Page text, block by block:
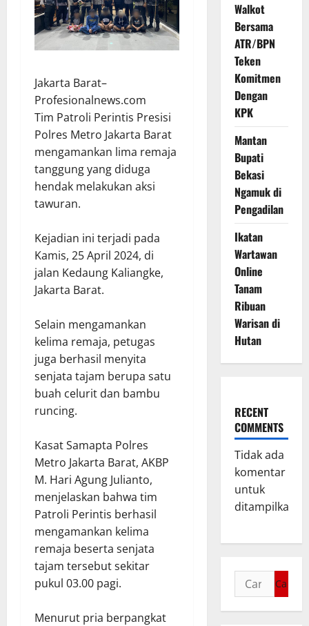
Jakarta Barat–
Profesionalnews.com
Tim Patroli Perintis Presisi
Polres Metro Jakarta Barat
mengamankan lima remaja
tanggung yang diduga
hendak melakukan aksi
tawuran.
Kejadian ini terjadi pada
Kamis, 25 April 2024, di
jalan Kedaung Kaliangke,
Jakarta Barat.
Selain mengamankan
kelima remaja, petugas
juga berhasil menyita
senjata tajam berupa satu
buah celurit dan bambu
runcing.
Kasat Samapta Polres
Metro Jakarta Barat, AKBP
M. Hari Agung Julianto,
menjelaskan bahwa tim
Patroli Perintis berhasil
mengamankan kelima
remaja beserta senjata
tajam tersebut sekitar
pukul 03.00 pagi.
Menurut pria berpangkat
Walkot
Bersama
ATR/BPN
Teken
Komitmen
Dengan
KPK
Mantan
Bupati
Bekasi
Ngamuk di
Pengadilan
Ikatan
Wartawan
Online
Tanam
Ribuan
Warisan di
Hutan
RECENT
COMMENTS
Tidak ada
komentar
untuk
ditampilkan.